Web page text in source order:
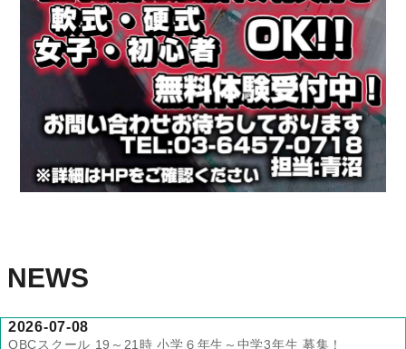
NEWS
2026-07-08
OBCスクール 19～21時 小学６年生～中学3年生 募集！